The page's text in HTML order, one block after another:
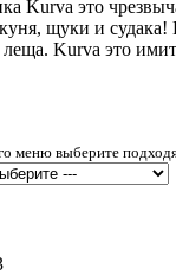
Kurva это
щуки и
Kurva это
меню выберите